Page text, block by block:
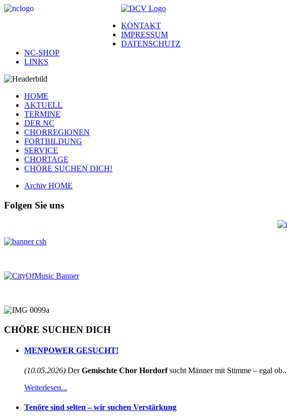
KONTAKT
IMPRESSUM
DATENSCHUTZ
NC-SHOP
LINKS
HOME
AKTUELL
TERMINE
DER NC
CHORREGIONEN
FORTBILDUNG
SERVICE
CHORTAGE
CHÖRE SUCHEN DICH!
Archiv HOME
Folgen Sie uns
CHÖRE SUCHEN DICH
MENPOWER GESUCHT!
(10.05.2026) DerGemischte Chor Hordorfsucht Männer mit Stimme – egal
Weiterlesen...
Tenöre sind selten – wir suchen Verstärkung